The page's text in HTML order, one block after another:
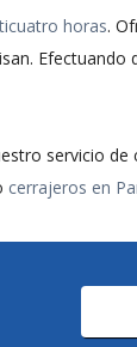
horas.
servicio de
cerrajeros en